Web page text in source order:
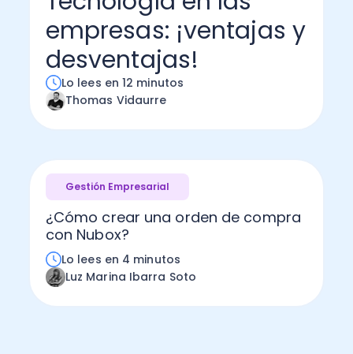
Administración Empresarial
Ver todo
Software Factura y Administración
Ver Todo
Kits
Autores
empresas: ¡ventajas y
desventajas!
Lo lees en 12 minutos
Thomas Vidaurre
Gestión Empresarial
¿Cómo crear una orden de compra
con Nubox?
Lo lees en 4 minutos
Luz Marina Ibarra Soto